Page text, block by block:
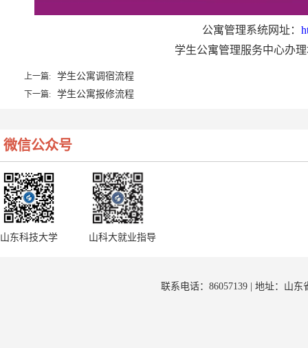
公寓管理系统网址：
学生公寓管理服务中心办
上一篇: 学生公寓调宿流程
下一篇: 学生公寓报修流程
微信公众号
山东科技大学 山科大就业指导
联系电话：86057139 | 地址：山